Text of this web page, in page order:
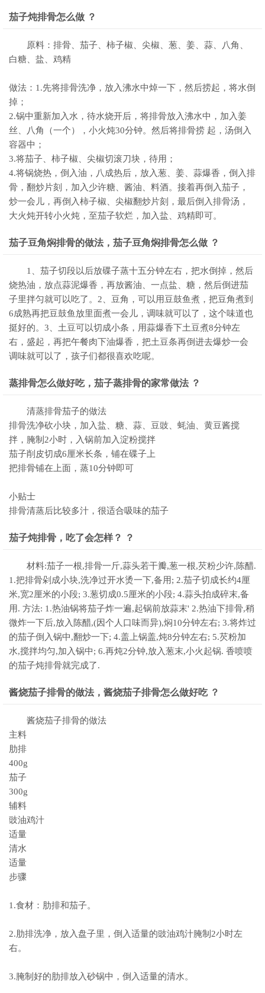
茄子炖排骨怎么做 ？
原料：排骨、茄子、柿子椒、尖椒、葱、姜、蒜、八角、
白糖、盐、鸡精
做法：1.先将排骨洗净，放入沸水中焯一下，然后捞起，将水倒
掉；
2.锅中重新加入水，待水烧开后，将排骨放入沸水中，加入姜
丝、八角（一个），小火炖30分钟。然后将排骨捞 起，汤倒入
容器中；
3.将茄子、柿子椒、尖椒切滚刀块，待用；
4.将锅烧热，倒入油，八成热后，放入葱、姜、蒜爆香，倒入排
骨，翻炒片刻，加入少许糖、酱油、料酒。接着再倒入茄子，
炒一会儿，再倒入柿子椒、尖椒翻炒片刻，最后倒入排骨汤，
大火炖开转小火炖，至茄子软烂，加入盐、鸡精即可。
茄子豆角焖排骨的做法，茄子豆角焖排骨怎么做 ？
1、茄子切段以后放碟子蒸十五分钟左右，把水倒掉，然后
烧热油，放点蒜泥爆香，再放酱油、一点盐、糖，然后倒进茄
子里拌匀就可以吃了。2、豆角，可以用豆鼓鱼煮，把豆角煮到
6成熟再把豆鼓鱼放里面煮一会儿，调味就可以了，这个味道也
挺好的。3、土豆可以切成小条，用蒜爆香下土豆煮8分钟左
右，盛起，再把午餐肉下油爆香，把土豆条再倒进去爆炒一会
调味就可以了，孩子们都很喜欢吃呢。
蒸排骨怎么做好吃，茄子蒸排骨的家常做法 ？
清蒸排骨茄子的做法
排骨洗净砍小块，加入盐、糖、蒜、豆豉、蚝油、黄豆酱搅
拌，腌制2小时，入锅前加入淀粉搅拌
茄子削皮切成6厘米长条，铺在碟子上
把排骨铺在上面，蒸10分钟即可
小贴士
排骨清蒸后比较多汁，很适合吸味的茄子
茄子炖排骨，吃了会怎样？ ？
材料:茄子一根,排骨一斤,蒜头若干瓣,葱一根,芡粉少许,陈醋.
1.把排骨剁成小块,洗净过开水烫一下,备用; 2.茄子切成长约4厘
米,宽2厘米的小段; 3.葱切成0.5厘米的小段; 4.蒜头拍成碎末,备
用. 方法: 1.热油锅将茄子炸一遍,起锅前放蒜末' 2.热油下排骨,稍
微炸一下后,放入陈醋,(因个人口味而异),焖10分钟左右; 3.将炸过
的茄子倒入锅中,翻炒一下; 4.盖上锅盖,炖8分钟左右; 5.芡粉加
水,搅拌均匀,加入锅中; 6.再炖2分钟,放入葱末,小火起锅. 香喷喷
的茄子炖排骨就完成了.
酱烧茄子排骨的做法，酱烧茄子排骨怎么做好吃 ？
酱烧茄子排骨的做法
主料
肋排
400g
茄子
300g
辅料
豉油鸡汁
适量
清水
适量
步骤
1.食材：肋排和茄子。
2.肋排洗净，放入盘子里，倒入适量的豉油鸡汁腌制2小时左
右。
3.腌制好的肋排放入砂锅中，倒入适量的清水。